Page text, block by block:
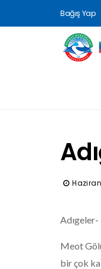
Bağış Yap
Meot
bir çok